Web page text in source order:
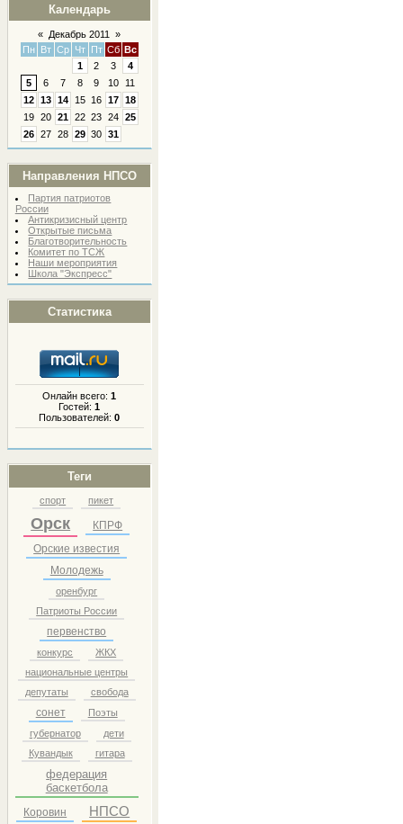
Календарь
« Декабрь 2011
»
Пн
Вт Ср Чт Пт Сб Вс
1
2 3
4
5
6 7 8 9 10
11
12
13 14 15 16 17
18
19
20 21 22 23 24
25
26
27 28 29 30 31
Направления НПСО
Партия патриотов
России
Антикризисный центр
Открытые письма
Благотворительность
Комитет по ТСЖ
Наши мероприятия
Школа "Экспресс"
Статистика
Онлайн всего:1
Гостей:1
Пользователей:0
Теги
спорт пикет
Орск
КПРФ
Орские известия
Молодежь
оренбург
Патриоты России
первенство
конкурс
ЖКХ
национальные центры
депутаты
свобода
сонет
Поэты
губернатор
дети
Кувандык
гитара
федерация
баскетбола
Коровин НПСО